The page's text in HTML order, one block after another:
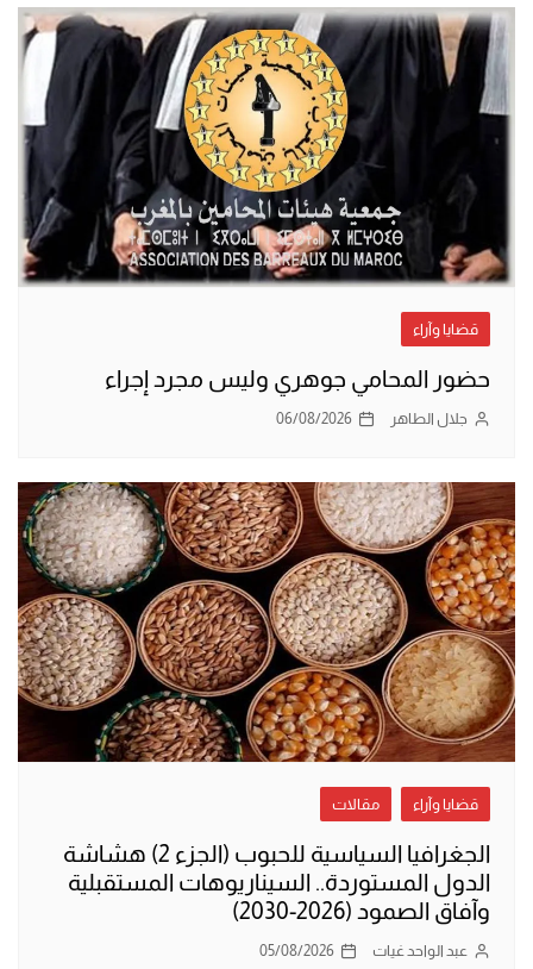
قضايا وآراء
حضور المحامي جوهري وليس مجرد إجراء
جلال الطاهر 06/08/2026
قضايا وآراء مقالات
الجغرافيا السياسية للحبوب (الجزء 2) هشاشة
الدول المستوردة.. السيناريوهات المستقبلية
وآفاق الصمود (2026-2030)
عبد الواحد غيات 05/08/2026